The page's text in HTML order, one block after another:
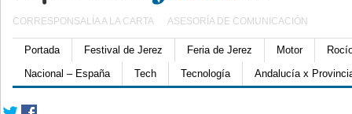
CORRESPONSALÍA A LA CARTA ASESORÍA DE COMUNICACIÓN
Portada Festival de Jerez Feria de Jerez Motor
Nacional – España
Tech Tecnología Andalucía x